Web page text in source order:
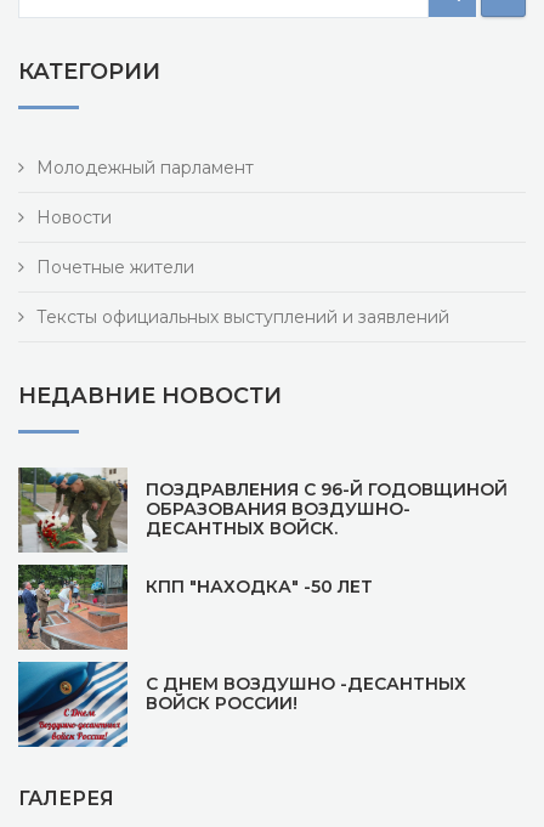
КАТЕГОРИИ
Молодежный парламент
Новости
Почетные жители
Тексты официальных выступлений и заявлений
НЕДАВНИЕ НОВОСТИ
ПОЗДРАВЛЕНИЯ С 96-Й ГОДОВЩИНОЙ
ОБРАЗОВАНИЯ ВОЗДУШНО-
ДЕСАНТНЫХ ВОЙСК.
КПП "НАХОДКА" -50 ЛЕТ
С ДНЕМ ВОЗДУШНО -ДЕСАНТНЫХ
ВОЙСК РОССИИ!
ГАЛЕРЕЯ